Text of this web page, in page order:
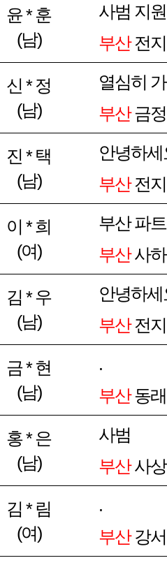
윤 * 훈
(남)
사범 지원
부산전
신 * 정
(남)
열심히
부산금
진 * 택
(남)
안녕하세
부산전
이 * 희
(여)
부산 파
부산사
김 * 우
(남)
안녕하세
부산전
금 * 현
(남)
.
부산동
홍 * 은
(남)
사범
부산사
김 * 림
(여)
.
부산강